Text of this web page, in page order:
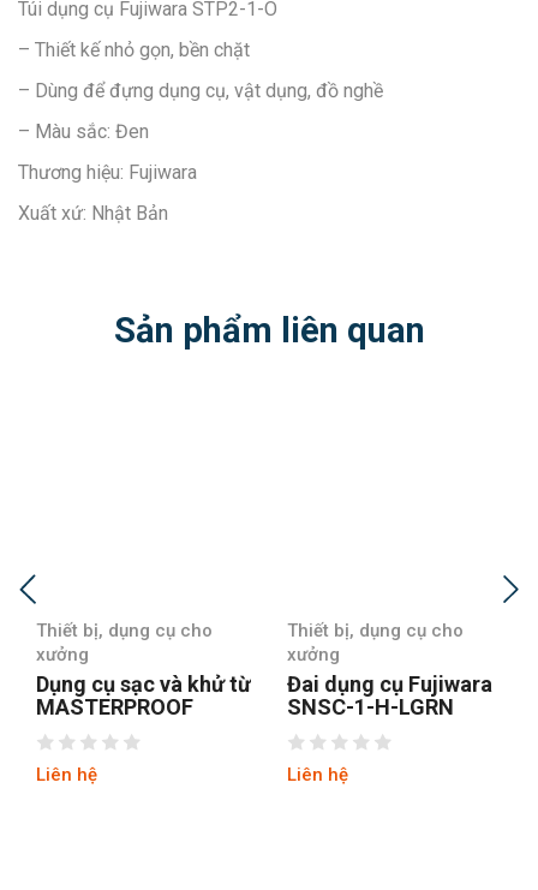
Túi dụng cụ Fujiwara STP2-1-O
– Thiết kế nhỏ gọn, bền chặt
– Dùng để đựng dụng cụ, vật dụng, đồ nghề
– Màu sắc: Đen
Thương hiệu: Fujiwara
Xuất xứ: Nhật Bản
Sản phẩm liên quan
Thiết bị, dụng cụ cho
xưởng
Dụng cụ sạc và khử từ
MASTERPROOF
Liên hệ
Thiết bị, dụng cụ cho
xưởng
Đai dụng cụ Fujiwara
SNSC-1-H-LGRN
Liên hệ